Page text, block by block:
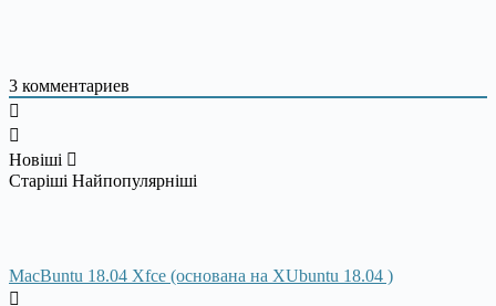
3 комментариев
Новіші
Старіші Найпопулярніші
MacBuntu 18.04 Xfce (основана на XUbuntu 18.04 )